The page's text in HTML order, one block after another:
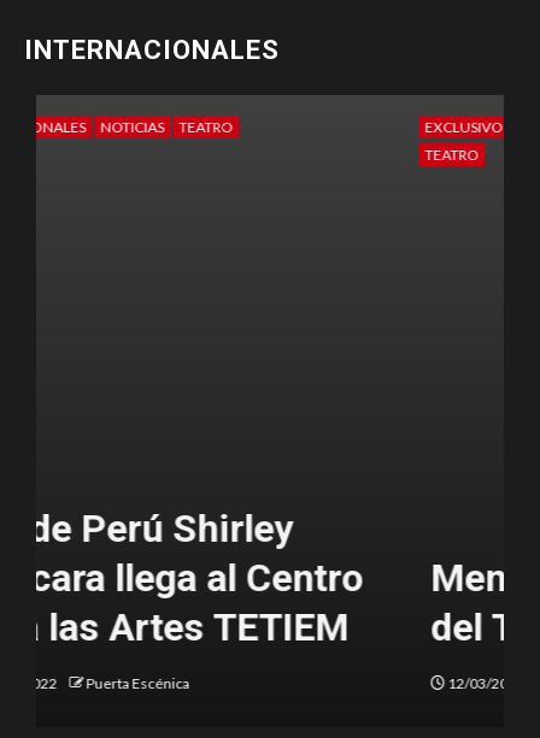
INTERNACIONALES
EXCLUSIVO INFÓRMATE
Mensaje del Día Mundial
del Teatro 2022
12/03/2022